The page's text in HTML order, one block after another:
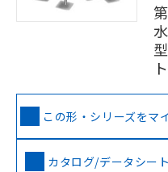
この形・シリーズをマ
カタログ/データシー